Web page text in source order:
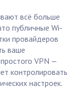
всё больше
публичные Wi-
провайдеров
ваше
VPN —
контролировать
настроек.